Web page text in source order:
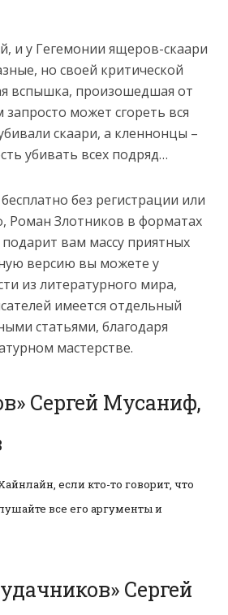
и у Гегемонии ящеров-скаари
но своей критической
вспышка, произошедшая от
может сгореть вся
скаари, а кленнонцы –
убивать всех подряд…
без регистрации или
Роман Злотников в форматах
вам массу приятных
версию вы можете у
из литературного мира,
имеется отдельный
статьями, благодаря
мастерстве.
Сергей Мусаниф,
если кто-то говорит, что
все его аргументы и
Сергей